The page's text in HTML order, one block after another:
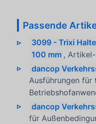
Passende
3099 - Trixi
100 mm , Artikel-
dancop
Ausführungen für
dancop
für